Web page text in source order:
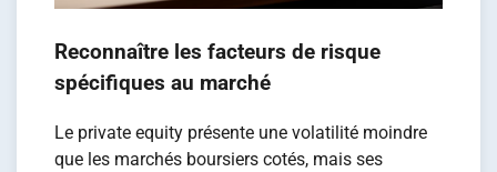
Reconnaître les facteurs de risque
spécifiques au marché
Le private equity présente une volatilité moindre
que les marchés boursiers cotés, mais ses